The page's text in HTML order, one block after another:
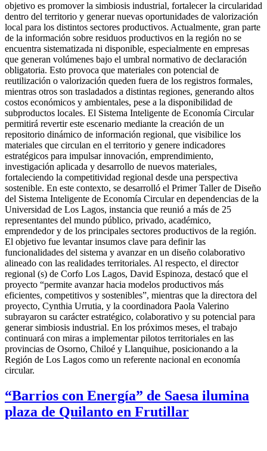
objetivo es promover la simbiosis industrial, fortalecer la circularidad
dentro del territorio y generar nuevas oportunidades de valorización
local para los distintos sectores productivos. Actualmente, gran parte
de la información sobre residuos productivos en la región no se
encuentra sistematizada ni disponible, especialmente en empresas
que generan volúmenes bajo el umbral normativo de declaración
obligatoria. Esto provoca que materiales con potencial de
reutilización o valorización queden fuera de los registros formales,
mientras otros son trasladados a distintas regiones, generando altos
costos económicos y ambientales, pese a la disponibilidad de
subproductos locales. El Sistema Inteligente de Economía Circular
permitirá revertir este escenario mediante la creación de un
repositorio dinámico de información regional, que visibilice los
materiales que circulan en el territorio y genere indicadores
estratégicos para impulsar innovación, emprendimiento,
investigación aplicada y desarrollo de nuevos materiales,
fortaleciendo la competitividad regional desde una perspectiva
sostenible. En este contexto, se desarrolló el Primer Taller de Diseño
del Sistema Inteligente de Economía Circular en dependencias de la
Universidad de Los Lagos, instancia que reunió a más de 25
representantes del mundo público, privado, académico,
emprendedor y de los principales sectores productivos de la región.
El objetivo fue levantar insumos clave para definir las
funcionalidades del sistema y avanzar en un diseño colaborativo
alineado con las realidades territoriales. Al respecto, el director
regional (s) de Corfo Los Lagos, David Espinoza, destacó que el
proyecto “permite avanzar hacia modelos productivos más
eficientes, competitivos y sostenibles”, mientras que la directora del
proyecto, Cynthia Urrutia, y la coordinadora Paola Valerino
subrayaron su carácter estratégico, colaborativo y su potencial para
generar simbiosis industrial. En los próximos meses, el trabajo
continuará con miras a implementar pilotos territoriales en las
provincias de Osorno, Chiloé y Llanquihue, posicionando a la
Región de Los Lagos como un referente nacional en economía
circular.
“Barrios con Energía” de Saesa ilumina
plaza de Quilanto en Frutillar